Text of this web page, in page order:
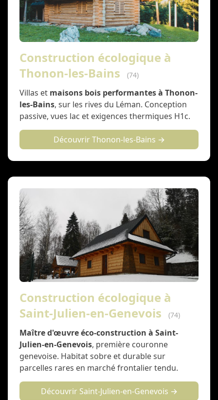
Construction écologique à
Thonon-les-Bains
(74)
Villas et maisons bois performantes à Thonon-
les-Bains, sur les rives du Léman. Conception
passive, vues lac et exigences thermiques H1c.
Découvrir Thonon-les-Bains →
Construction écologique à
Saint-Julien-en-Genevois
(74)
Maître d'œuvre éco-construction à Saint-
Julien-en-Genevois, première couronne
genevoise. Habitat sobre et durable sur
parcelles rares en marché frontalier tendu.
Découvrir Saint-Julien-en-Genevois →